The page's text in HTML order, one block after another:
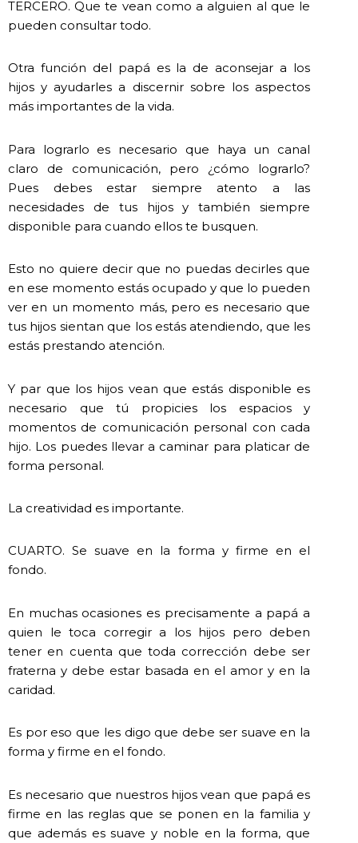
TERCERO. Que te vean como a alguien al que le
pueden consultar todo.
Otra función del papá es la de aconsejar a los
hijos y ayudarles a discernir sobre los aspectos
más importantes de la vida.
Para lograrlo es necesario que haya un canal
claro de comunicación, pero ¿cómo lograrlo?
Pues debes estar siempre atento a las
necesidades de tus hijos y también siempre
disponible para cuando ellos te busquen.
Esto no quiere decir que no puedas decirles que
en ese momento estás ocupado y que lo pueden
ver en un momento más, pero es necesario que
tus hijos sientan que los estás atendiendo, que les
estás prestando atención.
Y par que los hijos vean que estás disponible es
necesario que tú propicies los espacios y
momentos de comunicación personal con cada
hijo. Los puedes llevar a caminar para platicar de
forma personal.
La creatividad es importante.
CUARTO. Se suave en la forma y firme en el
fondo.
En muchas ocasiones es precisamente a papá a
quien le toca corregir a los hijos pero deben
tener en cuenta que toda corrección debe ser
fraterna y debe estar basada en el amor y en la
caridad.
Es por eso que les digo que debe ser suave en la
forma y firme en el fondo.
Es necesario que nuestros hijos vean que papá es
firme en las reglas que se ponen en la familia y
que además es suave y noble en la forma, que